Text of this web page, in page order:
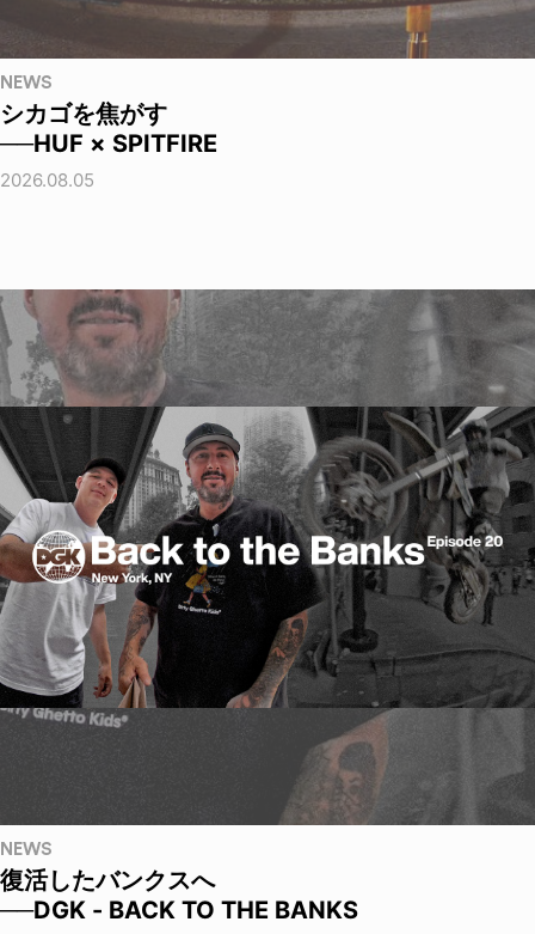
NEWS
シカゴを焦がす
──HUF × SPITFIRE
2026.08.05
NEWS
復活したバンクスへ
──DGK - BACK TO THE BANKS